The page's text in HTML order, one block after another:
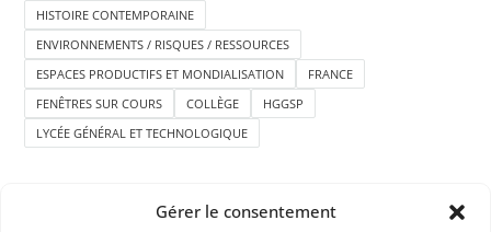
Gérer le consentement
HISTOIRE CONTEMPORAINE
ENVIRONNEMENTS / RISQUES / RESSOURCES
ESPACES PRODUCTIFS ET MONDIALISATION
FRANCE
FENÊTRES SUR COURS
COLLÈGE
HGGSP
LYCÉE GÉNÉRAL ET TECHNOLOGIQUE